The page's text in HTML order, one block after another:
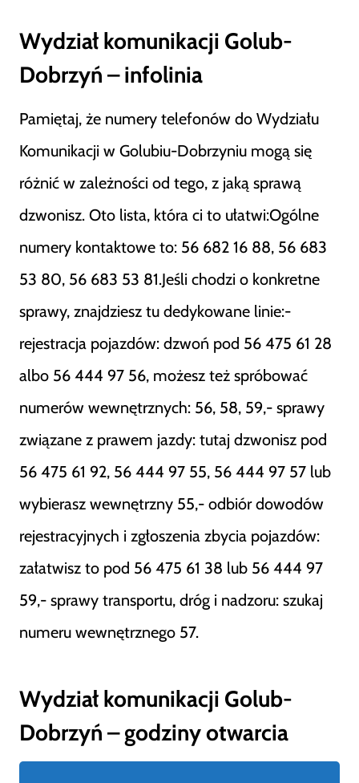
Wydział komunikacji Golub-
Dobrzyń – infolinia
Pamiętaj, że numery telefonów do Wydziału
Komunikacji w Golubiu-Dobrzyniu mogą się
różnić w zależności od tego, z jaką sprawą
dzwonisz. Oto lista, która ci to ułatwi:Ogólne
numery kontaktowe to: 56 682 16 88, 56 683
53 80, 56 683 53 81.Jeśli chodzi o konkretne
sprawy, znajdziesz tu dedykowane linie:-
rejestracja pojazdów: dzwoń pod 56 475 61 28
albo 56 444 97 56, możesz też spróbować
numerów wewnętrznych: 56, 58, 59,- sprawy
związane z prawem jazdy: tutaj dzwonisz pod
56 475 61 92, 56 444 97 55, 56 444 97 57 lub
wybierasz wewnętrzny 55,- odbiór dowodów
rejestracyjnych i zgłoszenia zbycia pojazdów:
załatwisz to pod 56 475 61 38 lub 56 444 97
59,- sprawy transportu, dróg i nadzoru: szukaj
numeru wewnętrznego 57.
Wydział komunikacji Golub-
Dobrzyń – godziny otwarcia